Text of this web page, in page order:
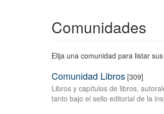
Comunidades
Elija una comunidad para listar
Comunidad Libros [309]
Libros y capítulos de libros,
tanto bajo el sello editorial de la